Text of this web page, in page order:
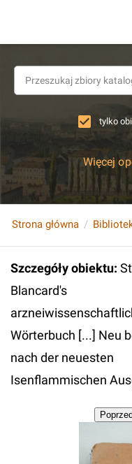
tylko
Więcej
Strona główna
Szczegóły obiektu:
Blancard's
Wörterbuch [...] Neu
nach der neuesten
Isenflammischen